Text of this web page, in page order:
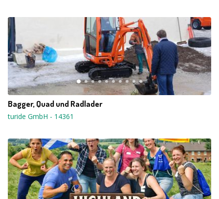
Bagger, Quad und Radlader
turide GmbH - 14361